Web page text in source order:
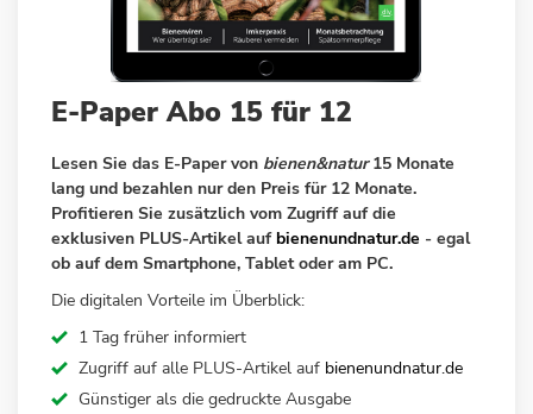
Anfang
Bildergalerie
springen
E-Paper Abo 15 für 12
Lesen Sie das E-Paper von bienen&natur15 Monate
lang und bezahlen nur den Preis für 12 Monate.
Profitieren Sie zusätzlich vom Zugriff auf die
exklusiven PLUS-Artikel aufbienenundnatur.de - egal
ob auf dem Smartphone, Tablet oder am PC.
Die digitalen Vorteile im Überblick:
1 Tag früher informiert
Zugriff auf alle PLUS-Artikel auf bienenundnatur.de
Günstiger als die gedruckte Ausgabe